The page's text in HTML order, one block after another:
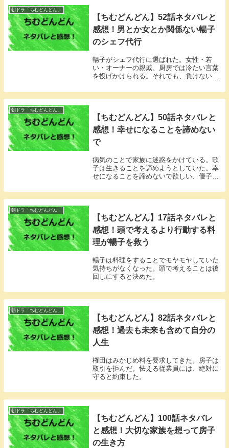
朝ドラ「ちむどんどん」
【ちむどんどん】52話ネタバレと
感想！男とか女とか関係ない暢子
のシェフ代行
暢子がシェフ代行に選ばれた。女性・若
い・オーナーの親戚、厨房では冷たい言葉
を投げかけられる。それでも、負けない方
朝ドラ「ちむどんどん」
【ちむどんどん】50話ネタバレと
感想！幸せになることを諦めない
で
病気のことで家族に迷惑をかけている。歌
子は生きることを諦めようとしていた。幸
せになることを諦めないで欲しい、優子は
朝ドラ「ちむどんどん」
【ちむどんどん】17話ネタバレと
感想！頭で考えるより行動する料
理が暢子を救う
暢子は料理をすることでモヤモヤしていた
気持ちがなくなった。頭で考えることは後
回しにすると決めた。
朝ドラ「ちむどんどん」
【ちむどんどん】82話ネタバレと
感想！過去も未来も含めて自分の
人生
権田はみかじめ料を要求してきた。房子は
取引を拒んだ。怯える従業員には、絶対に
守ると約束した。
朝ドラ「ちむどんどん」
【ちむどんどん】100話ネタバレ
と感想！大切な家族を想って房子
の生き方